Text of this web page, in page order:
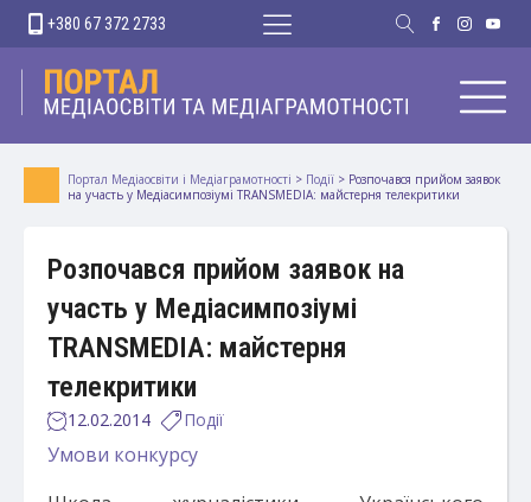
+380 67 372 2733
Портал Медіаосвіти і Медіаграмотності > Події > Розпочався прийом заявок
на участь у Медіасимпозіумі TRANSMEDIA: майстерня телекритики
Розпочався прийом заявок на
участь у Медіасимпозіумі
TRANSMEDIA: майстерня
телекритики
12.02.2014 Події
Умови конкурсу